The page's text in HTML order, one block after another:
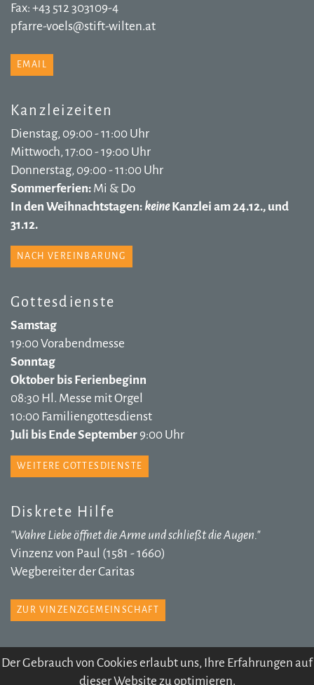
Der Gebrauch von Cookies erlaubt uns, Ihre Erfahrungen auf
dieser Website zu optimieren.
Fax: +43 512 303109-4
pfarre-voels@stift-wilten.at
EMAIL
Kanzleizeiten
Dienstag, 09:00 - 11:00 Uhr
Mittwoch, 17:00 - 19:00 Uhr
Donnerstag, 09:00 - 11:00 Uhr
Sommerferien: Mi & Do
In den Weihnachtstagen: keineKanzlei am 24.12., und
31.12.
NACH VEREINBARUNG
Gottesdienste
Samstag
19:00 Vorabendmesse
Sonntag
Oktober bis Ferienbeginn
08:30 Hl. Messe mit Orgel
10:00 Familiengottesdienst
Juli bis Ende September 9:00 Uhr
WEITERE GOTTESDIENSTE
Diskrete Hilfe
"Wahre Liebe öffnet die Arme und schließt die Augen."
Vinzenz von Paul (1581 - 1660)
Wegbereiter der Caritas
ZUR VINZENZGEMEINSCHAFT